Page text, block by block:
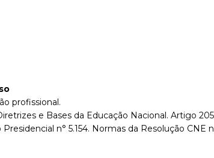
profissional.
e Bases da Educação Nacional. Artigo
n° 5.154. Normas da Resolução CNE